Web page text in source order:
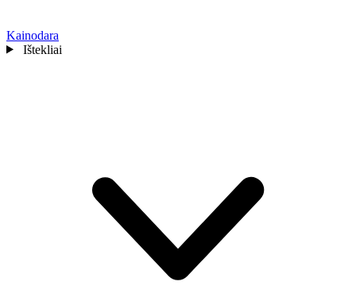
Kainodara
Ištekliai